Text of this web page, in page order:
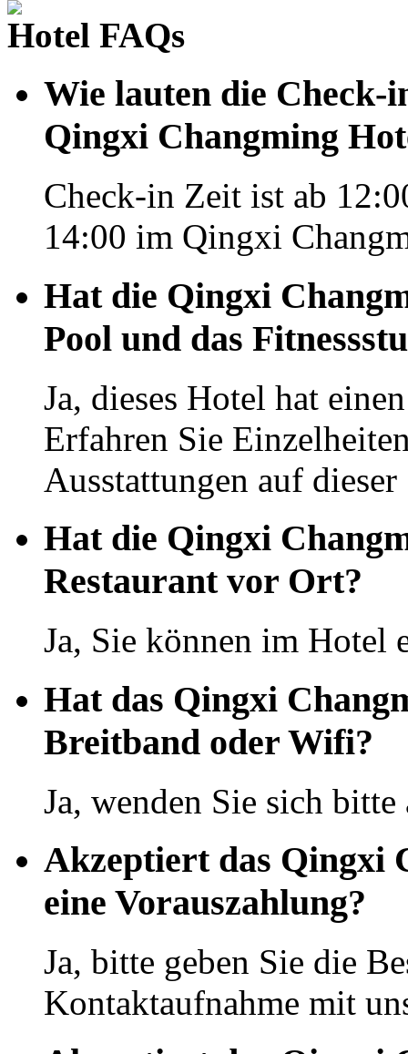
Hotel FAQs
Wie lauten die Check-
Qingxi Changming
Check-in Zeit ist ab
14:00 im Qingxi
Hat die Qingxi
Pool und das
Ja, dieses Hotel hat
Erfahren Sie
Ausstattungen auf dieser
Hat die Qingxi
Restaurant vor Ort?
Ja, Sie können im Hotel
Hat das Qingxi
Breitband oder Wifi?
Ja, wenden Sie sich
Akzeptiert das Qingxi
eine Vorauszahlung?
Ja, bitte geben Sie die
Kontaktaufnahme mit